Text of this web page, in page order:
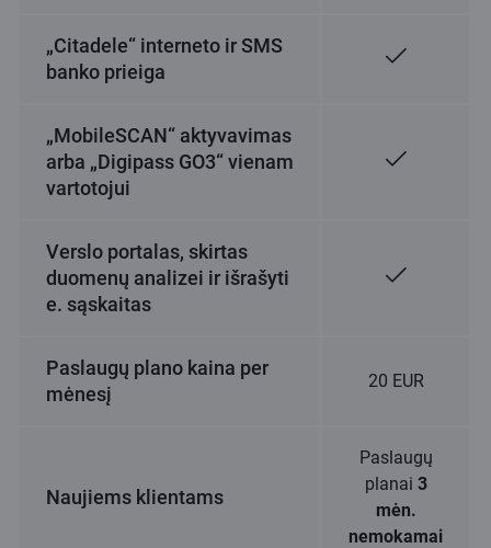
„Citadele“ interneto ir SMS
banko prieiga
„MobileSCAN“ aktyvavimas
arba „Digipass GO3“ vienam
vartotojui
Verslo portalas, skirtas
duomenų analizei ir išrašyti
e. sąskaitas
Paslaugų plano kaina per
mėnesį
20 EUR
Naujiems klientams
Paslaugų
planai 3
mėn.
nemokamai